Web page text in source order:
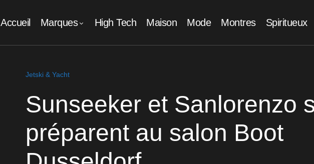
Accueil Marques High Tech Maison Mode Montres Spiritueux
Jetski & Yacht
Sunseeker et Sanlorenzo
préparent au salon Boot